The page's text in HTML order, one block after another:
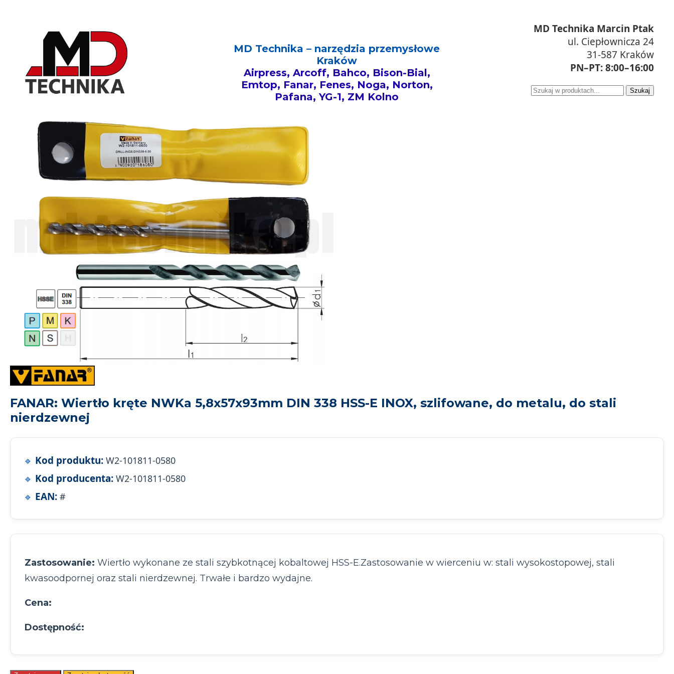
MD Technika – narzędzia przemysłowe
Kraków
Airpress, Arcoff, Bahco, Bison-Bial,
Emtop, Fanar, Fenes, Noga, Norton,
Pafana, YG-1, ZM Kolno
MD Technika Marcin Ptak
ul. Ciepłownicza 24
31-587 Kraków
PN–PT: 8:00–16:00
Szukaj
FANAR: Wiertło kręte NWKa 5,8x57x93mm DIN 338 HSS-E INOX, szlifowane, do metalu, do stali
nierdzewnej
Kod produktu: W2-101811-0580
Kod producenta: W2-101811-0580
EAN: #
Zastosowanie: Wiertło wykonane ze stali szybkotnącej kobaltowej HSS-E.Zastosowanie w wierceniu w: stali wysokostopowej, stali
kwasoodpornej oraz stali nierdzewnej. Trwałe i bardzo wydajne.
Cena:
Dostępność: